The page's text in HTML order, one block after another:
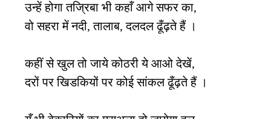
उन्हें होगा तज्रिबा भी कहाँ आगे सफर का,
वो सहरा में नदी, तालाब, दलदल ढूँढ़ते हैं ।
कहीं से खुल तो जाये कोठरी ये आओ देखें,
दरों पर खिडकियों पर कोई सांकल ढूँढ़ते हैं ।